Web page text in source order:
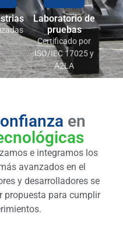
Laboratorio de
pruebas
Certificado por
ISO/IEC 17025 y
A2LA
en
e integramos los
avanzados en el
y desarrolladores se
propuesta para cumplir